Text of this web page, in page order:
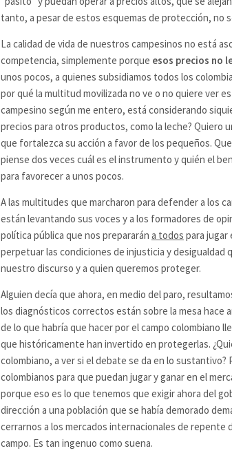
tanto, a pesar de estos esquemas de protección, no
La calidad de vida de nuestros campesinos no está
competencia, simplemente porque esos precios no
unos pocos, a quienes subsidiamos todos los
por qué la multitud movilizada no ve o no quiere ver
campesino según me entero, está considerando
precios para otros productos, como la leche? Quiero
que fortalezca su acción a favor de los pequeños.
piense dos veces cuál es el instrumento y quién el
para favorecer a unos pocos.
A las multitudes que marcharon para defender a los
están levantando sus voces y a los formadores de
política pública que nos prepararán a todos para jugar
perpetuar las condiciones de injusticia y desigualdad
nuestro discurso y a quien queremos proteger.
Alguien decía que ahora, en medio del paro,
los diagnósticos correctos están sobre la mesa hace
de lo que habría que hacer por el campo colombiano
que históricamente han invertido en protegerlas.
colombiano, a ver si el debate se da en lo
colombianos para que puedan jugar y ganar en el
porque eso es lo que tenemos que exigir ahora del
dirección a una población que se había demorado
cerrarnos a los mercados internacionales de repente
campo. Es tan ingenuo como suena.